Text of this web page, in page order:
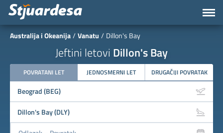
Australija i Okeanija Vanatu Dillon's Bay
Jeftini letovi Dillon's Bay
POVRATANI LET JEDNOSMERNI LET DRUGAČIJI POVRATAK